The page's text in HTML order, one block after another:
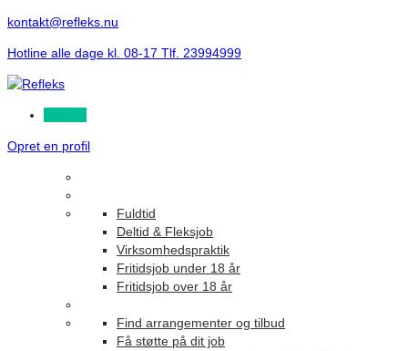
kontakt@refleks.nu
Hotline alle dage kl. 08-17 Tlf. 23994999
Opret en profil
Fuldtid
Deltid & Fleksjob
Virksomhedspraktik
Fritidsjob under 18 år
Fritidsjob over 18 år
Find arrangementer og tilbud
Få støtte på dit job